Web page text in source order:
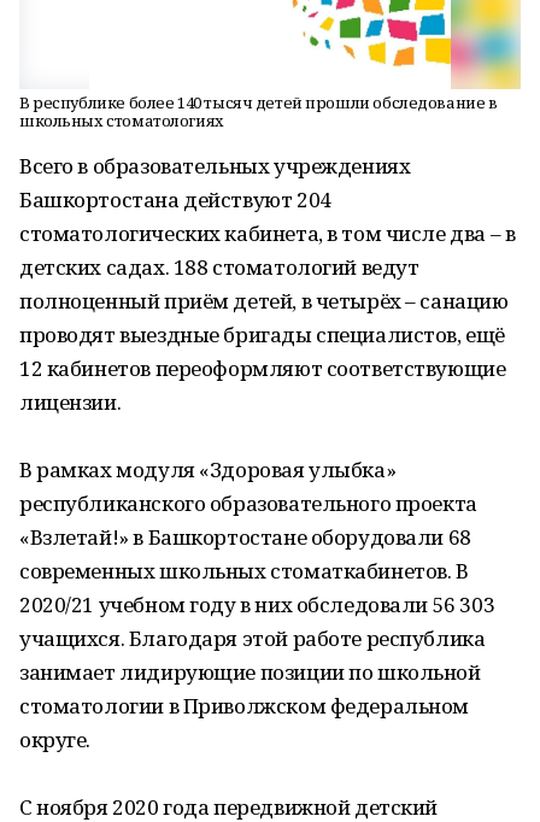
В республике более 140 тысяч детей прошли обследование в
школьных стоматологиях
Всего в образовательных учреждениях
Башкортостана действуют 204
стоматологических кабинета, в том числе два – в
детских садах. 188 стоматологий ведут
полноценный приём детей, в четырёх – санацию
проводят выездные бригады специалистов, ещё
12 кабинетов переоформляют соответствующие
лицензии.
В рамках модуля «Здоровая улыбка»
республиканского образовательного проекта
«Взлетай!» в Башкортостане оборудовали 68
современных школьных стоматкабинетов. В
2020/21 учебном году в них обследовали 56 303
учащихся. Благодаря этой работе республика
занимает лидирующие позиции по школьной
стоматологии в Приволжском федеральном
округе.
С ноября 2020 года передвижной детский